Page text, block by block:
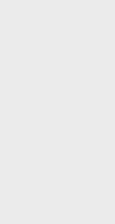
не просто
буде правильно